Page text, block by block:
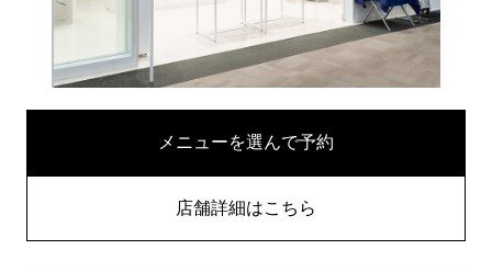
メニューを選んで予約
店舗詳細はこちら